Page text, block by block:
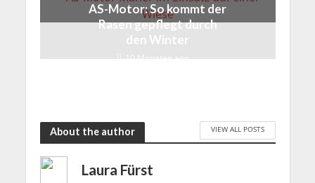
AS-Motor: So kommt der
Rasen gepflegt durch
den Winter
10 Monaten ago
About the author VIEW ALL POSTS
Laura Fürst